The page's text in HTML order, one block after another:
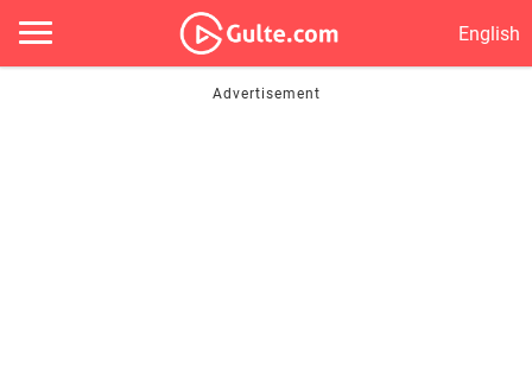
English